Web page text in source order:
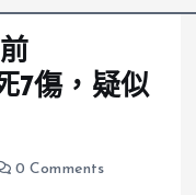
7傷，疑似
0 Comments